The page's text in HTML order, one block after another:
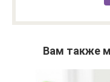
Вам также